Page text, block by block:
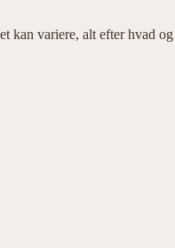
kan variere, alt efter hvad